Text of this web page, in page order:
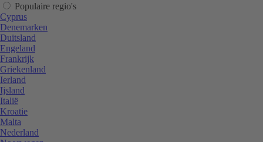
Populaire regio's
Cyprus
Denemarken
Duitsland
Engeland
Frankrijk
Griekenland
Ierland
Ijsland
Italië
Kroatie
Malta
Nederland